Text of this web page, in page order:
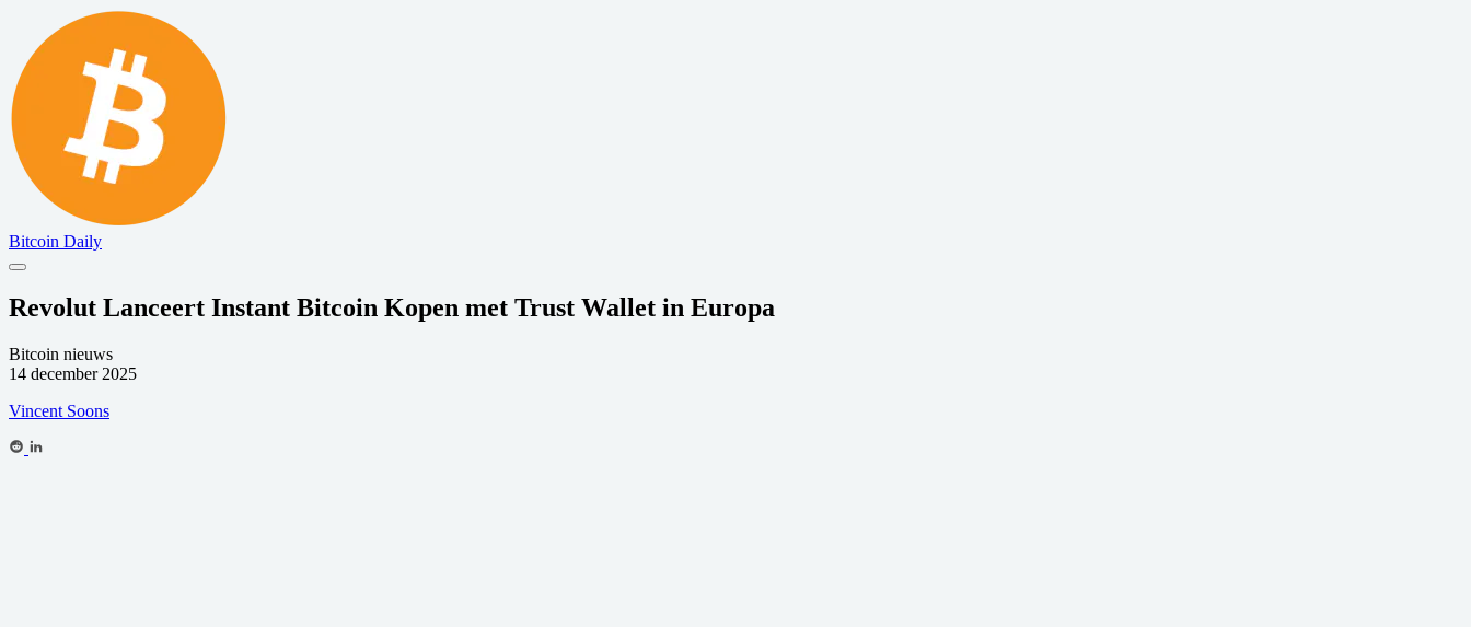
Bitcoin Daily
Revolut Lanceert Instant Bitcoin Kopen met Trust Wallet in Europa
Bitcoin nieuws
14 december 2025
Vincent Soons